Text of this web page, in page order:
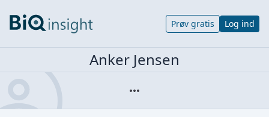
Prøv gratis Log ind
Anker Jensen